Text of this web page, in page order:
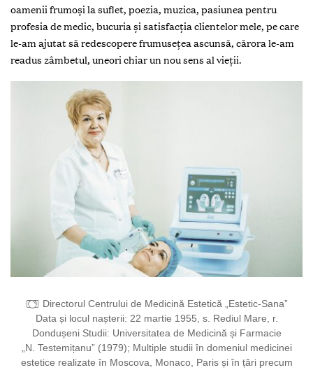
oamenii frumoși la suflet, poezia, muzica, pasiunea pentru
profesia de medic, bucuria și satisfacția clientelor mele, pe care
le-am ajutat să redescopere frumuseţea ascunsă, cărora le-am
readus zâmbetul, uneori chiar un nou sens al vieții.
Directorul Centrului de Medicină Estetică „Estetic-Sana”
Data și locul nașterii: 22 martie 1955, s. Rediul Mare, r.
Dondușeni Studii: Universitatea de Medicină și Farmacie
„N. Testemițanu” (1979); Multiple studii în domeniul medicinei
estetice realizate în Moscova, Monaco, Paris și în țări precum